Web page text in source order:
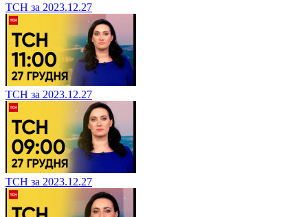
ТСН за 2023.12.27
ТСН за 2023.12.27
ТСН за 2023.12.27